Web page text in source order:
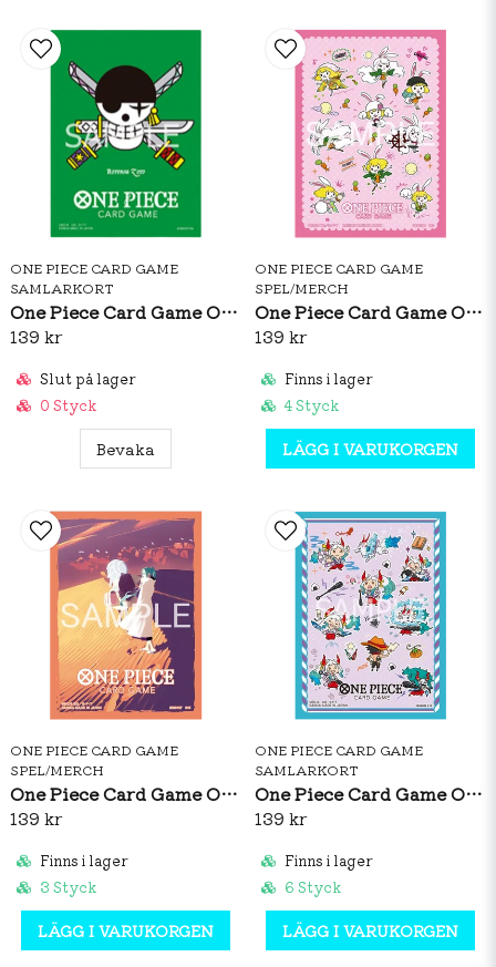
ONE PIECE CARD GAME
SAMLARKORT
One Piece Card Game Official Sleeves: Premium Matte Roronoa Zoro
139 kr
Slut på lager
0 Styck
Bevaka
ONE PIECE CARD GAME
SPEL/MERCH
One Piece Card Game Official Sleeves: Carrot Vol.5
139 kr
Finns i lager
4 Styck
LÄGG I VARUKORGEN
ONE PIECE CARD GAME
SPEL/MERCH
One Piece Card Game Official Sleeves: Nefeltari Vivi Vol.5
139 kr
Finns i lager
3 Styck
LÄGG I VARUKORGEN
ONE PIECE CARD GAME
SAMLARKORT
One Piece Card Game Official Sleeves: Yamato Vol.15
139 kr
Finns i lager
6 Styck
LÄGG I VARUKORGEN